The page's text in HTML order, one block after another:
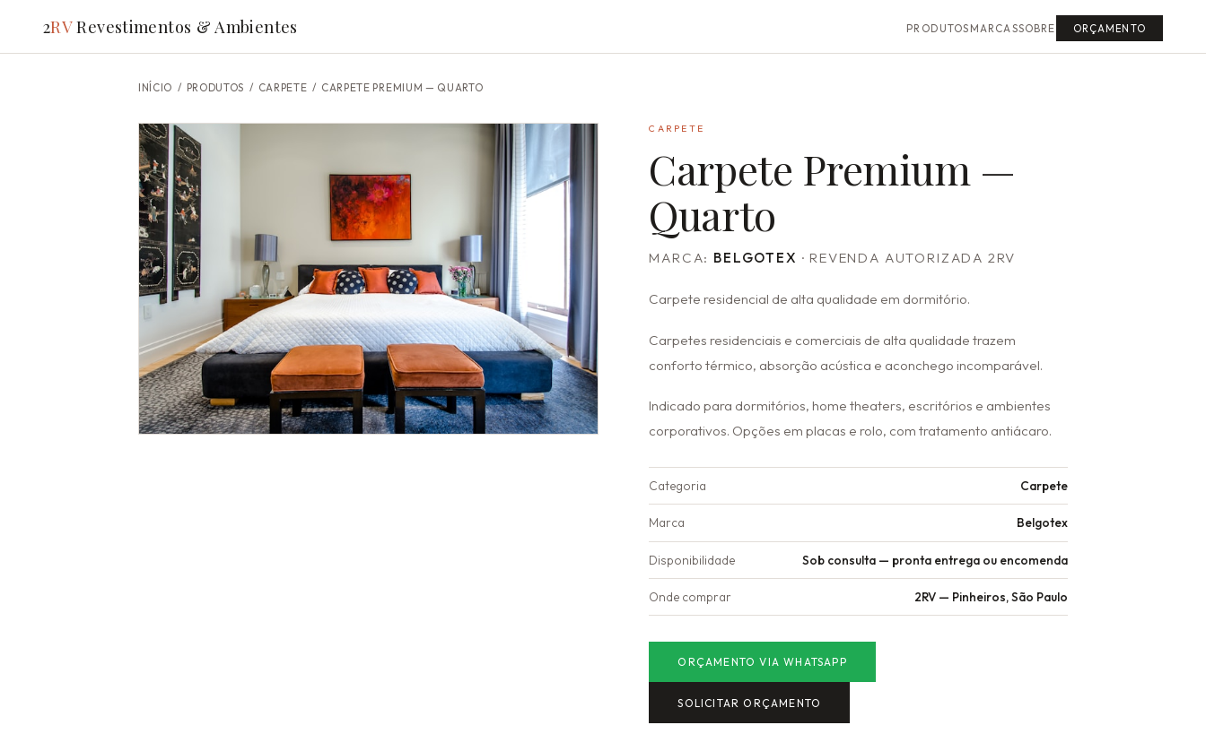
2RVRevestimentos & Ambientes PRODUTOS MARCASSOBRE ORÇAMENTO
INÍCIO / PRODUTOS / CARPETE / CARPETE PREMIUM — QUARTO
CARPETE
Carpete Premium —
Quarto
MARCA: BELGOTEX · REVENDA AUTORIZADA 2RV
Carpete residencial de alta qualidade em dormitório.
Carpetes residenciais e comerciais de alta qualidade trazem
conforto térmico, absorção acústica e aconchego incomparável.
Indicado para dormitórios, home theaters, escritórios e ambientes
corporativos. Opções em placas e rolo, com tratamento antiácaro.
Categoria Carpete
Marca Belgotex
Disponibilidade Sob consulta — pronta entrega ou encomenda
Onde comprar 2RV — Pinheiros, São Paulo
ORÇAMENTO VIA WHATSAPP
SOLICITAR ORÇAMENTO